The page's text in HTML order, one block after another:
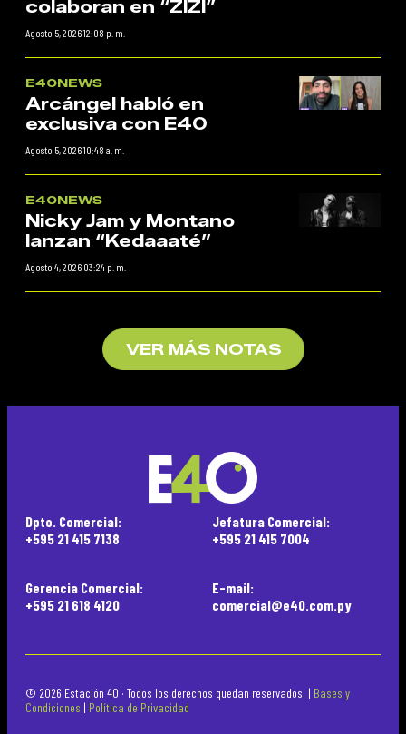
colaboran en “ZIZI”
Agosto 5, 2026 12:08 p. m.
E40NEWS
Arcángel habló en
exclusiva con E40
Agosto 5, 2026 10:48 a. m.
E40NEWS
Nicky Jam y Montano
lanzan “Kedaaaté”
Agosto 4, 2026 03:24 p. m.
VER MÁS NOTAS
Dpto. Comercial:
+595 21 415 7138
Jefatura Comercial:
+595 21 415 7004
Gerencia Comercial:
+595 21 618 4120
E-mail:
comercial@e40.com.py
© 2026 Estación 40 · Todos los derechos quedan reservados. | Bases y
Condiciones | Política de Privacidad